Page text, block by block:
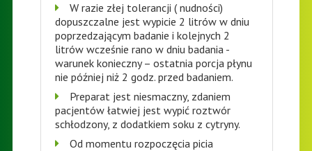
W razie złej tolerancji ( nudności)
dopuszczalne jest wypicie 2 litrów w dniu
poprzedzającym badanie i kolejnych 2
litrów wcześnie rano w dniu badania -
warunek konieczny – ostatnia porcja płynu
nie później niż 2 godz. przed badaniem.
Preparat jest niesmaczny, zdaniem
pacjentów łatwiej jest wypić roztwór
schłodzony, z dodatkiem soku z cytryny.
Od momentu rozpoczęcia picia